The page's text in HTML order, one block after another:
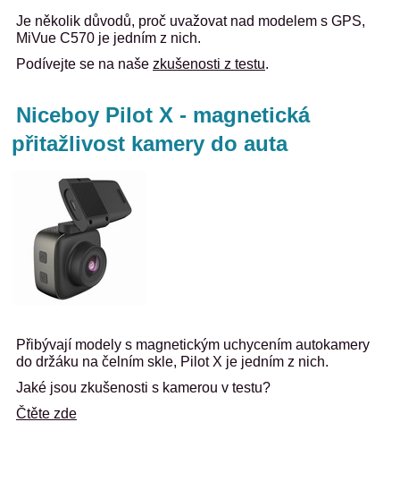
Je několik důvodů, proč uvažovat nad modelem s GPS,
MiVue C570 je jedním z nich.
Podívejte se na naše zkušenosti z testu.
Niceboy Pilot X - magnetická
přitažlivost kamery do auta
Přibývají modely s magnetickým uchycením autokamery
do držáku na čelním skle, Pilot X je jedním z nich.
Jaké jsou zkušenosti s kamerou v testu?
Čtěte zde